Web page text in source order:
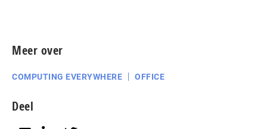
Meer over
COMPUTING EVERYWHERE OFFICE
Deel